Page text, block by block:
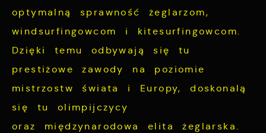
optymalną sprawność żeglarzom,
windsurfingowcom i kitesurfingowcom.
Dzięki temu odbywają się tu
prestiżowe zawody na poziomie
mistrzostw świata i Europy, doskonalą
się tu olimpijczycy
oraz międzynarodowa elita żeglarska.